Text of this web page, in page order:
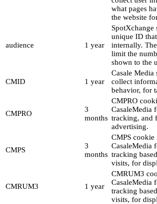
what pages
the website
audience 1 year
SpotXchange
unique ID
internally.
limit the
shown to the
CMID 1 year
Casale Media
collect
behavior, for
CMPRO
3
months
CMPRO
CasaleMedia
tracking, and
advertising.
CMPS
3
months
CMPS cookie
CasaleMedia
tracking
visits, for
CMRUM3 1 year
CMRUM3
CasaleMedia
tracking
visits, for